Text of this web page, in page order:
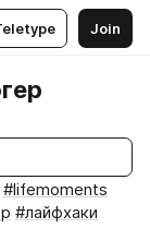
Join
#lifemoments
#лайфхаки